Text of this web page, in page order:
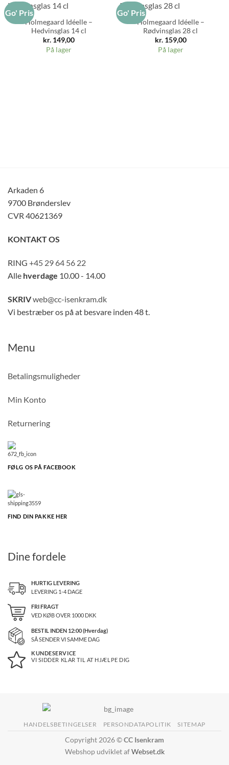
Go' Pris
Holmegaard Idéelle –
Hedvinsglas 14 cl
kr.149,00
På lager
Go' Pris
Holmegaard Idéelle –
Rødvinsglas 28 cl
kr.159,00
På lager
Arkaden 6
9700 Brønderslev
CVR 40621369
KONTAKT OS
RING +45 29 64 56 22
Alle hverdage 10.00 - 14.00
SKRIVweb@cc-isenkram.dk
Vi bestræber os på at besvare inden 48 t.
Menu
Betalingsmuligheder
Min Konto
Returnering
FØLG OS PÅ FACEBOOK
FIND DIN PAKKE HER
Dine fordele
HURTIG LEVERING
LEVERING 1-4 DAGE
FRI FRAGT
VED KØB OVER 1000DKK
BESTIL INDEN 12:00 (Hverdag)
SÅ SENDER VI SAMME DAG
KUNDESERVICE
VI SIDDER KLAR TIL AT HJÆLPE DIG
HANDELSBETINGELSER PERSONDATAPOLITIK SITEMAP
Copyright 2026 ©CC Isenkram
Webshop udviklet afWebset.dk